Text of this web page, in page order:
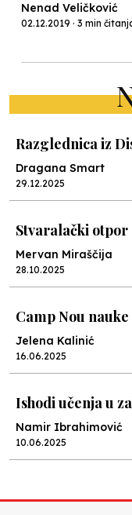
Nenad Veličković
02.12.2019 · 3 min
Razglednica iz
Dragana Smart
29.12.2025
Stvaralački otpor
Mervan Miraščija
28.10.2025
Camp Nou nauke
Jelena Kalinić
16.06.2025
Ishodi učenja u
Namir Ibrahimović
10.06.2025